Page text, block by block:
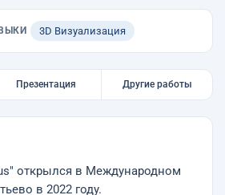
3D Визуализация
Презентация Другие работы
открылся в Международном
в 2022 году.